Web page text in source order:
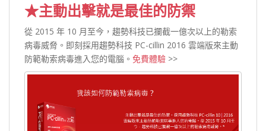
★主動出擊就是最佳的防禦
從 2015 年 10 月至今，趨勢科技已攔截一億次以上的勒索
病毒威脅。即刻採用趨勢科技 PC-cillin 2016 雲端版來主動
防範勒索病毒進入您的電腦。 免費體驗 >>